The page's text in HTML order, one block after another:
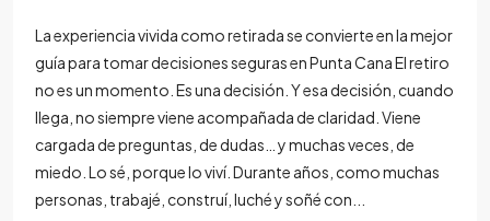
La experiencia vivida como retirada se convierte en la mejor
guía para tomar decisiones seguras en Punta Cana El retiro
no es un momento. Es una decisión. Y esa decisión, cuando
llega, no siempre viene acompañada de claridad. Viene
cargada de preguntas, de dudas… y muchas veces, de
miedo. Lo sé, porque lo viví. Durante años, como muchas
personas, trabajé, construí, luché y soñé con...